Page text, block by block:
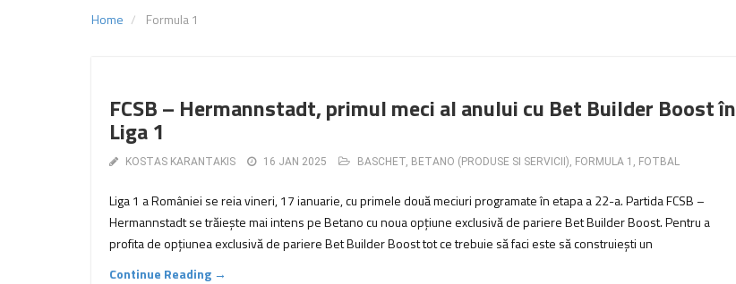
Home Formula 1
FCSB – Hermannstadt, primul meci al anului cu Bet Builder Boost în
Liga 1
KOSTAS KARANTAKIS 16 JAN 2025 BASCHET BETANO (PRODUSE SI SERVICII) FORMULA 1 FOTBAL
Liga 1 a României se reia vineri, 17 ianuarie, cu primele două meciuri programate în etapa a 22-a. Partida FCSB –
Hermannstadt se trăiește mai intens pe Betano cu noua opțiune exclusivă de pariere Bet Builder Boost. Pentru a
profita de opțiunea exclusivă de pariere Bet Builder Boost tot ce trebuie să faci este să construiești un
Continue Reading →